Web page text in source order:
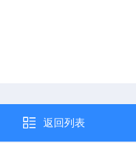
返回列表